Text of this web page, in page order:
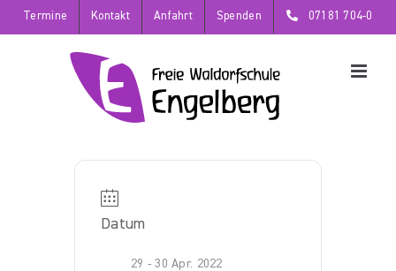
Zum
Inhalt
Termine Kontakt Anfahrt Spenden 07181 704-0
Datum
29 - 30 Apr. 2022